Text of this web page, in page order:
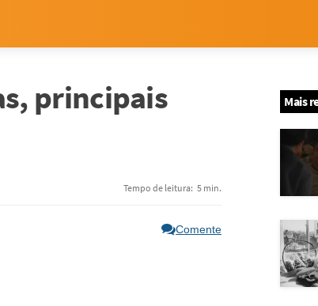
principais
Tempo de leitura: 5 min.
Comente
Mais